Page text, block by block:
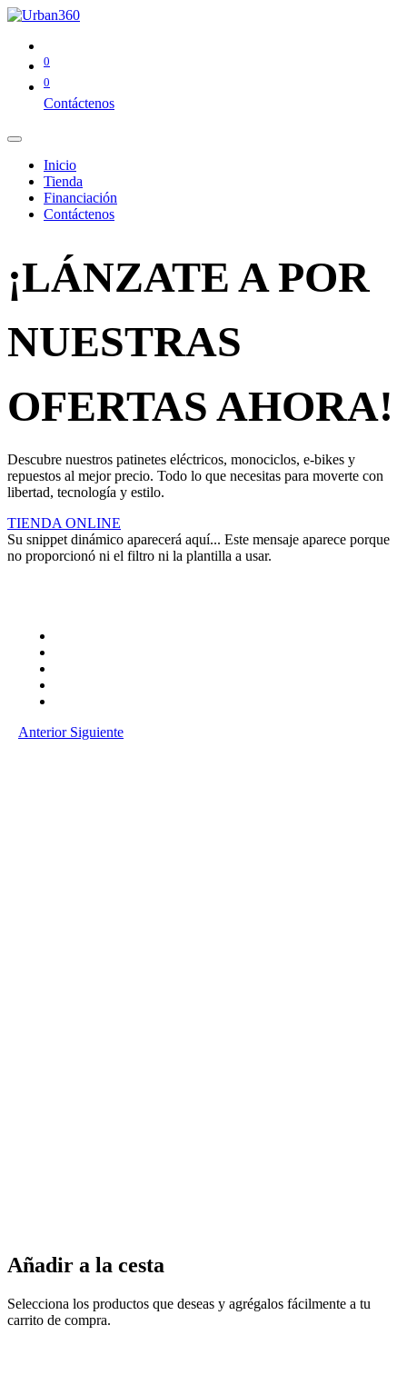
0
0
Contáctenos
Inicio
Tienda
Financiación
Contáctenos
¡LÁNZATE A POR
NUESTRAS
OFERTAS AHORA!
Descubre nuestros patinetes eléctricos, monociclos, e-bikes y
repuestos al mejor precio. Todo lo que necesitas para moverte con
libertad, tecnología y estilo.
TIENDA ONLINE
Su snippet dinámico aparecerá aquí... Este mensaje aparece porque
no proporcionó ni el filtro ni la plantilla a usar.
Anterior Siguiente
Añadir a la cesta
Selecciona los productos que deseas y agrégalos fácilmente a tu
carrito de compra.